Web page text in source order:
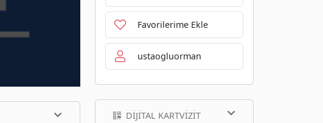
Favorilerime Ekle
ustaogluorman
DIJITAL KARTVIZIT